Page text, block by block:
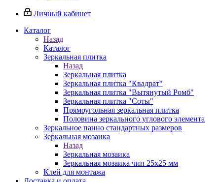
Личный кабинет
Каталог
Назад
Каталог
Зеркальная плитка
Назад
Зеркальная плитка
Зеркальная плитка "Квадрат"
Зеркальная плитка "Вытянутый Ромб"
Зеркальная плитка "Соты"
Прямоугольная зеркальная плитка
Половина зеркального углового элемента
Зеркальное панно стандартных размеров
Зеркальная мозаика
Назад
Зеркальная мозаика
Зеркальная мозаика чип 25х25 мм
Клей для монтажа